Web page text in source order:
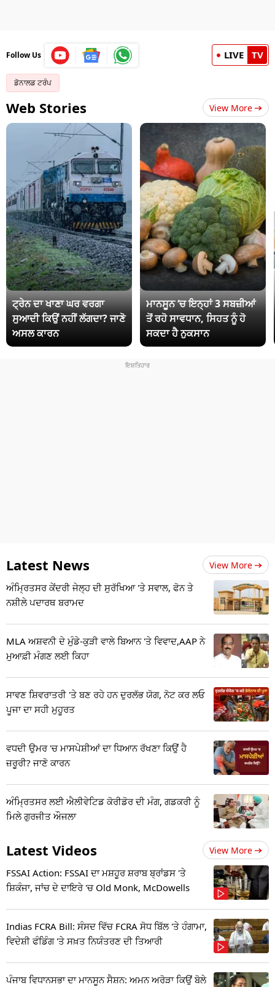
Follow Us LIVE TV
ਡੋਨਾਲਡ ਟਰੰਪ
Web Stories View More
ਟ੍ਰੇਨ ਦਾ ਖਾਣਾ ਘਰ ਵਰਗਾ
ਸੁਆਦੀ ਕਿਉਂ ਨਹੀਂ ਲੱਗਦਾ? ਜਾਣੋ
ਅਸਲ ਕਾਰਨ
ਮਾਨਸੂਨ ‘ਚ ਇਨ੍ਹਾਂ 3 ਸਬਜ਼ੀਆਂ
ਤੋਂ ਰਹੋ ਸਾਵਧਾਨ, ਸਿਹਤ ਨੂੰ ਹੋ
ਸਕਦਾ ਹੈ ਨੁਕਸਾਨ
Latest News View More
ਅੰਮ੍ਰਿਤਸਰ ਕੇਂਦਰੀ ਜੇਲ੍ਹ ਦੀ ਸੁਰੱਖਿਆ 'ਤੇ ਸਵਾਲ, ਫੋਨ ਤੇ
ਨਸ਼ੀਲੇ ਪਦਾਰਥ ਬਰਾਮਦ
MLA ਅਸ਼ਵਨੀ ਦੇ ਮੁੰਡੇ-ਕੁੜੀ ਵਾਲੇ ਬਿਆਨ 'ਤੇ ਵਿਵਾਦ,AAP ਨੇ
ਮੁਆਫ਼ੀ ਮੰਗਣ ਲਈ ਕਿਹਾ
ਸਾਵਣ ਸ਼ਿਵਰਾਤਰੀ 'ਤੇ ਬਣ ਰਹੇ ਹਨ ਦੁਰਲੱਭ ਯੋਗ, ਨੋਟ ਕਰ ਲਓ
ਪੂਜਾ ਦਾ ਸਹੀ ਮੁਹੂਰਤ
ਵਧਦੀ ਉਮਰ 'ਚ ਮਾਸਪੇਸ਼ੀਆਂ ਦਾ ਧਿਆਨ ਰੱਖਣਾ ਕਿਉਂ ਹੈ
ਜ਼ਰੂਰੀ? ਜਾਣੋ ਕਾਰਨ
ਅੰਮ੍ਰਿਤਸਰ ਲਈ ਐਲੀਵੇਟਿਡ ਕੋਰੀਡੋਰ ਦੀ ਮੰਗ, ਗਡਕਰੀ ਨੂੰ
ਮਿਲੇ ਗੁਰਜੀਤ ਔਜਲਾ
Latest Videos View More
FSSAI Action: FSSAI ਦਾ ਮਸ਼ਹੂਰ ਸ਼ਰਾਬ ਬ੍ਰਾਂਡਸ 'ਤੇ
ਸ਼ਿਕੰਜਾ, ਜਾਂਚ ਦੇ ਦਾਇਰੇ 'ਚ Old Monk, McDowells
Indias FCRA Bill: ਸੰਸਦ ਵਿੱਚ FCRA ਸੋਧ ਬਿੱਲ 'ਤੇ ਹੰਗਾਮਾ,
ਵਿਦੇਸ਼ੀ ਫੰਡਿੰਗ 'ਤੇ ਸਖ਼ਤ ਨਿਯੰਤਰਣ ਦੀ ਤਿਆਰੀ
ਪੰਜਾਬ ਵਿਧਾਨਸਭਾ ਦਾ ਮਾਨਸੂਨ ਸੈਸ਼ਨ: ਅਮਨ ਅਰੋੜਾ ਕਿਉਂ ਬੋਲੇ